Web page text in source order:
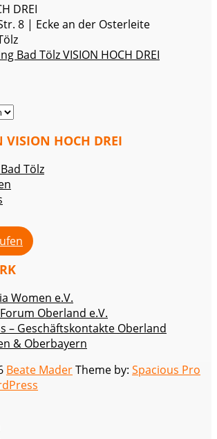
DREI
8 | Ecke an der Osterleite
Bad Tölz VISION HOCH DREI
VISION HOCH DREI
Tölz
Women e.V.
Oberland e.V.
– Geschäftskontakte Oberland
& Oberbayern
Beate MaderTheme by: Spacious Pro